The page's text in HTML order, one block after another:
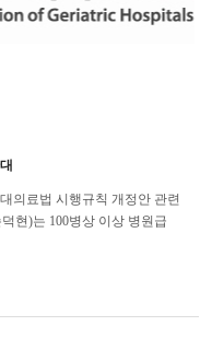
의료법 시행규칙 개정안 관련
현)는 100병상 이상 병원급
으로 배치하도록...